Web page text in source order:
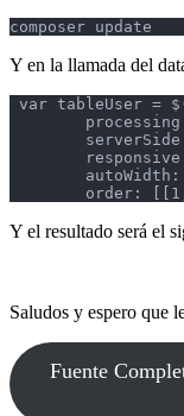
composer update
Y en la llamada del
order:
Y el resultado será el
Saludos y espero que
Fuente